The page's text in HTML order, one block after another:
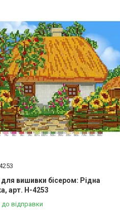
вишивки бісером: Рідна
арт. Н-4253
відправки